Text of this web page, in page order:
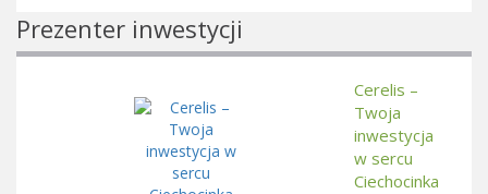
Prezenter inwestycji
Cerelis –
Twoja
inwestycja
w sercu
Ciechocinka